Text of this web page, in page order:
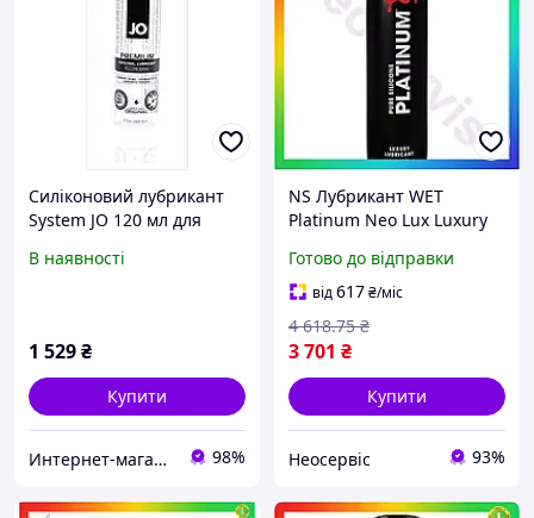
Силіконовий лубрикант
System JO 120 мл для
ласк, A72825C7
В наявності
1 529₴
Купити
Интернет-магазин "SmartShop" 98%
NS Лубрикант WET
Platinum Neo Lux Luxury
для інтимної близькості
мастило для с 25Neo-ss
Готово до відправки
від617₴/міс
3 701 ₴
4 618.75 ₴
Купити
Неосервіс 93%